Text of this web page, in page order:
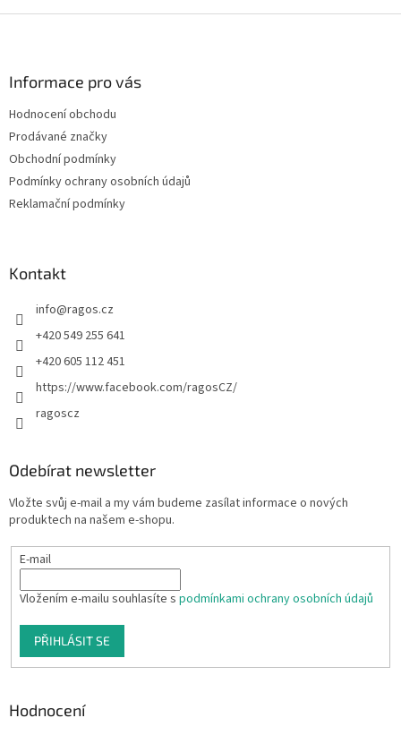
Informace pro vás
Hodnocení obchodu
Prodávané značky
Obchodní podmínky
Podmínky ochrany osobních údajů
Reklamační podmínky
Kontakt
info@ragos.cz
+420 549 255 641
+420 605 112 451
https://www.facebook.com/ragosCZ/
ragoscz
Odebírat newsletter
Vložte svůj e-mail a my vám budeme zasílat informace o nových
produktech na našem e-shopu.
E-mail
Vložením e-mailu souhlasíte s podmínkami ochrany osobních údajů
PŘIHLÁSIT SE
Hodnocení